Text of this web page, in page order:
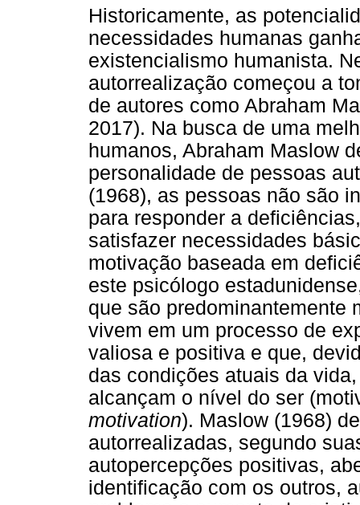
Historicamente, as
necessidades humanas
existencialismo humanista.
autorrealização começou a
de autores como Abraham
2017). Na busca de uma
humanos, Abraham Maslow
personalidade de pessoas
(1968), as pessoas não são
para responder a
satisfazer necessidades
motivação baseada em
este psicólogo
que são predominantemente
vivem em um processo de
valiosa e positiva e que,
das condições atuais da
alcançam o nível do ser
motivation). Maslow (1968)
autorrealizadas, segundo
autopercepções positivas,
identificação com os outros,